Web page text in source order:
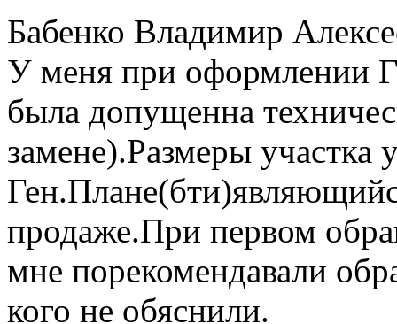
Бабенко Владимир
У меня при оформлении
была допущенна
замене).Размеры
продаже.При первом
мне порекомендавали
кого не обяснили.